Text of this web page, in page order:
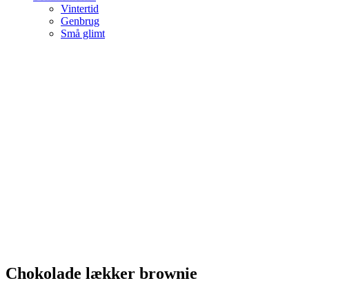
Vintertid
Genbrug
Små glimt
Chokolade lækker brownie